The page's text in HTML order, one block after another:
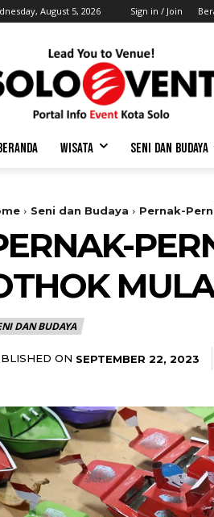
August 5, 2026 Sign in / Join
WISATA SENI DAN BUDAYA
Seni dan Budaya Pernak-
DAN BUDAYA
ON SEPTEMBER 22, 2023